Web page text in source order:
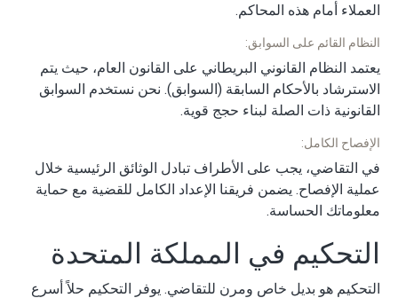
العملاء أمام هذه المحاكم.
النظام القائم على السوابق:
يعتمد النظام القانوني البريطاني على القانون العام، حيث يتم
الاسترشاد بالأحكام السابقة (السوابق). نحن نستخدم السوابق
القانونية ذات الصلة لبناء حجج قوية.
الإفصاح الكامل:
في التقاضي، يجب على الأطراف تبادل الوثائق الرئيسية خلال
عملية الإفصاح. يضمن فريقنا الإعداد الكامل للقضية مع حماية
معلوماتك الحساسة.
التحكيم في المملكة المتحدة
التحكيم هو بديل خاص ومرن للتقاضي. يوفر التحكيم حلاً أسرع